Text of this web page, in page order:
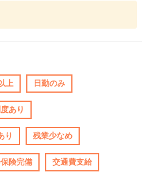
上 日勤のみ
あり
り 残業少なめ
険完備 交通費支給